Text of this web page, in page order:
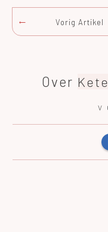
Vorig Artikel
Over